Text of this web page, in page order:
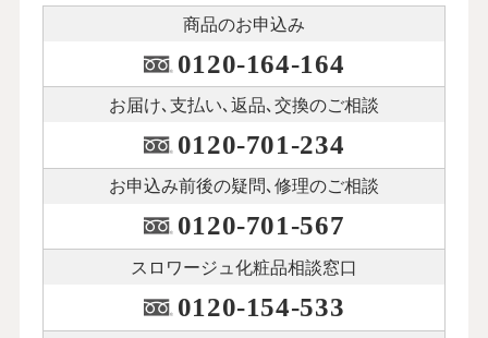
商品のお申込み
0120-164-164
お届け､支払い､ 返品､交換のご相談
0120-701-234
お申込み前後の疑問､修理のご相談
0120-701-567
スロワージュ化粧品相談窓口
0120-154-533